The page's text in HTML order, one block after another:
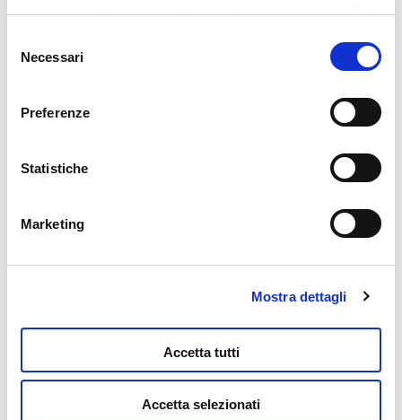
eventualmente raggruppati per categorie omogenee. Nel
Privacy e Cookie Policy,
dove potrai avere maggiori
informazioni e modificare le tue scelte. Potrai verificare e
modificare i tuoi consensi anche cliccando sul simbolo
della graffetta presente su ogni pagina
delNecessari
Preferenze
Statistiche
Marketing
Mostra dettagli
Accetta tutti
Accetta selezionati
Inside Out 2 – Il Gioco Delle Emozioni